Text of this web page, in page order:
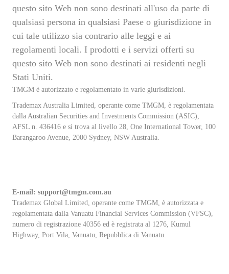
questo sito Web non sono destinati all'uso da parte di
qualsiasi persona in qualsiasi Paese o giurisdizione in
cui tale utilizzo sia contrario alle leggi e ai
regolamenti locali. I prodotti e i servizi offerti su
questo sito Web non sono destinati ai residenti negli
Stati Uniti.
TMGM è autorizzato e regolamentato in varie giurisdizioni.
Trademax Australia Limited, operante come TMGM, è regolamentata
dalla Australian Securities and Investments Commission (ASIC),
AFSL n. 436416 e si trova al livello 28, One International Tower, 100
Barangaroo Avenue, 2000 Sydney, NSW Australia.
E-mail: support@tmgm.com.au
Trademax Global Limited, operante come TMGM, è autorizzata e
regolamentata dalla Vanuatu Financial Services Commission (VFSC),
numero di registrazione 40356 ed è registrata al 1276, Kumul
Highway, Port Vila, Vanuatu, Repubblica di Vanuatu.